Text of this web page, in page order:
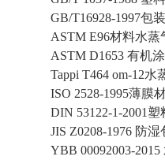
GB/T16928-1997包
ASTM E96材料水
ASTM D1653 有机
Tappi T464 om-12水
ISO 2528-1995薄膜
DIN 53122-1-2001
JIS Z0208-1976 防
YBB 00092003-